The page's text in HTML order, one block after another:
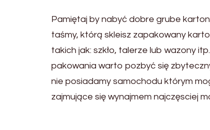
Pamiętaj by nabyć dobre grube
taśmy, którą skleisz zapakowany
takich jak: szkło, talerze lub wazony
pakowania warto pozbyć się
nie posiadamy samochodu którym
zajmujące się wynajmem najczęsciej